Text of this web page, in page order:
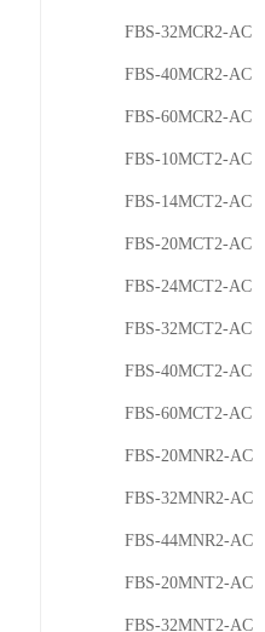
FBS-32MCR2-AC
FBS-40MCR2-AC
FBS-60MCR2-AC
FBS-10MCT2-AC
FBS-14MCT2-AC
FBS-20MCT2-AC
FBS-24MCT2-AC
FBS-32MCT2-AC
FBS-40MCT2-AC
FBS-60MCT2-AC
FBS-20MNR2-AC
FBS-32MNR2-AC
FBS-44MNR2-AC
FBS-20MNT2-AC
FBS-32MNT2-AC